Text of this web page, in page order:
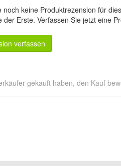
noch keine Produktrezension für
der Erste. Verfassen Sie jetzt eine
verfassen
gekauft haben, den Kauf